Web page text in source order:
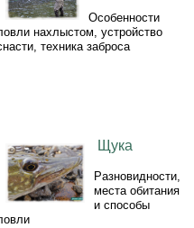
Особенности
нахлыстом, устройство
техника заброса
Щука
Разновидности,
места обитания
и способы